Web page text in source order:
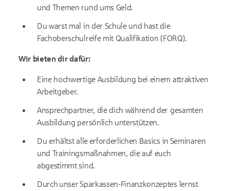
und Themen rund ums Geld.
Du warst mal in der Schule und hast die
Fachoberschulreife mit Qualifikation (FORQ).
Wir bieten dir dafür:
Eine hochwertige Ausbildung bei einem attraktiven
Arbeitgeber.
Ansprechpartner, die dich während der gesamten
Ausbildung persönlich unterstützen.
Du erhältst alle erforderlichen Basics in Seminaren
und Trainingsmaßnahmen, die auf euch
abgestimmt sind.
Durch unser Sparkassen-Finanzkonzeptes lernst